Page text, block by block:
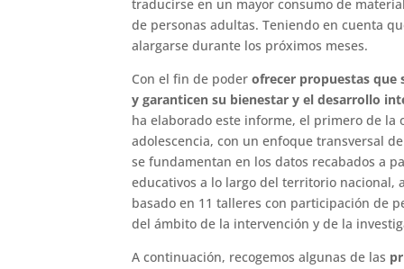
traducirse en un mayor consumo de
de personas adultas. Teniendo en cuenta
alargarse durante los próximos meses.
Con el fin de poderofrecer propuestas que
y garanticen su bienestar y el desarrollo
ha elaborado este informe, el primero de
adolescencia, con un enfoque transversal
se fundamentan en los datos recabados a
educativos a lo largo del territorio nacional,
basado en 11 talleres con participación de
del ámbito de la intervención y de la
A continuación, recogemos algunas de las